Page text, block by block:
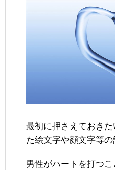
最初に押さえておき
た絵文字や顔文字等の
男性がハートを打つ